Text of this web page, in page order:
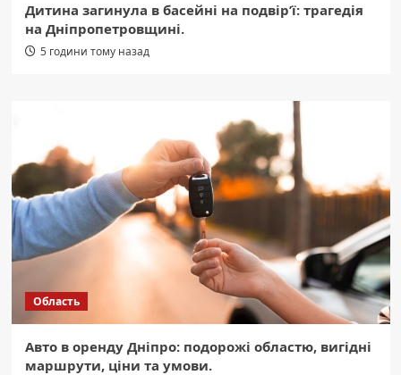
Дитина загинула в басейні на подвір’ї: трагедія
на Дніпропетровщині.
5 години тому назад
Область
Авто в оренду Дніпро: подорожі областю, вигідні
маршрути, ціни та умови.